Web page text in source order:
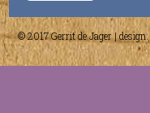
© 2017 Gerrit de Jager | design: